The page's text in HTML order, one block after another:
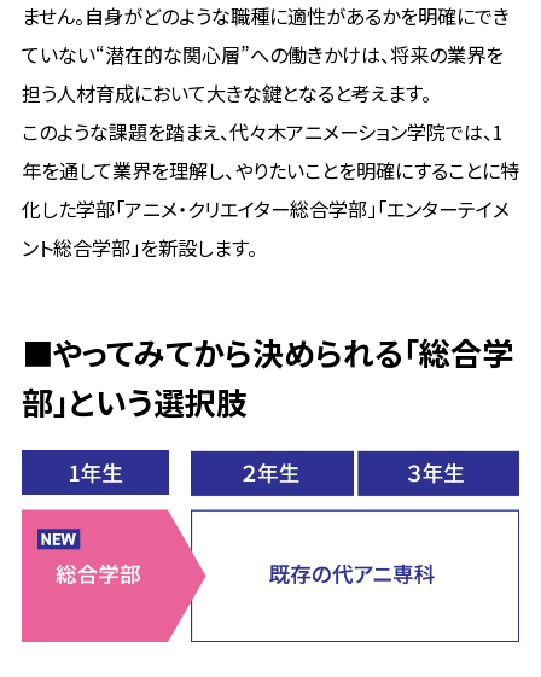
ません。自身がどのような職種に適性があるかを明確にでき
ていない“潜在的な関心層”への働きかけは、将来の業界を
担う人材育成において大きな鍵となると考えます。
このような課題を踏まえ、代々木アニメーション学院では、1
年を通して業界を理解し、やりたいことを明確にすることに特
化した学部「アニメ・クリエイター総合学部」「エンターテイメ
ント総合学部」を新設します。
■やってみてから決められる「総合学
部」という選択肢